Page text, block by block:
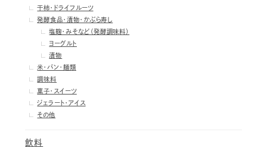
干柿・ドライフルーツ
発酵食品・漬物・かぶら寿し
塩麹・みそなど（発酵調味料）
ヨーグルト
漬物
米・パン・麺類
調味料
菓子・スイーツ
ジェラート・アイス
その他
飲料